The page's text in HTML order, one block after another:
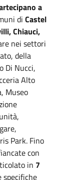
a
di Castel
Chiauci,
nei settori
della
Di Nucci,
Alto
Museo
Park. Fino
con
in 7
specifiche